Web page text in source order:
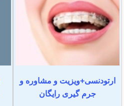
ارتودنسی+ویزیت و مشاوره و
جرم گیری رایگان